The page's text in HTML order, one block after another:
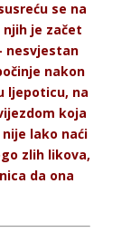
se na
je začet
nesvjestan
nakon
ljepoticu, na
koja
lako naći
zlih likova,
da ona